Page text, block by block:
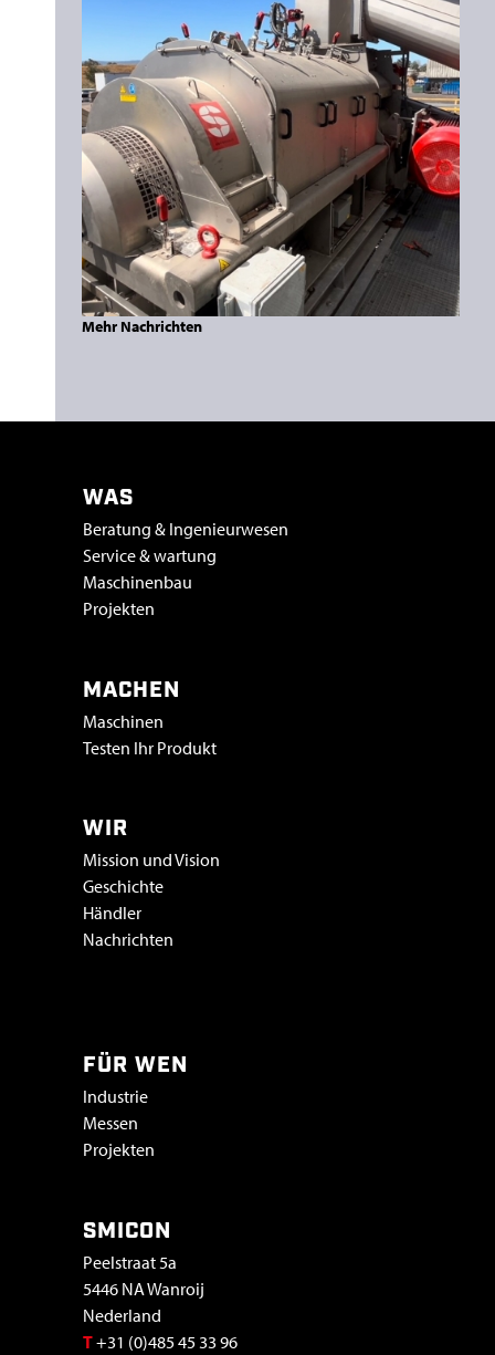
Mehr Nachrichten
WAS
Beratung & Ingenieurwesen
Service & wartung
Maschinenbau
Projekten
MACHEN
Maschinen
Testen Ihr Produkt
WIR
Mission und Vision
Geschichte
Händler
Nachrichten
FÜR WEN
Industrie
Messen
Projekten
SMICON
Peelstraat 5a
5446 NA Wanroij
Nederland
T+31 (0)485 45 33 96